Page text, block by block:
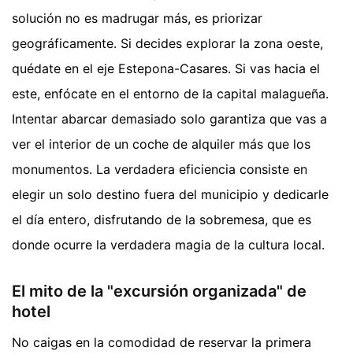
solución no es madrugar más, es priorizar
geográficamente. Si decides explorar la zona oeste,
quédate en el eje Estepona-Casares. Si vas hacia el
este, enfócate en el entorno de la capital malagueña.
Intentar abarcar demasiado solo garantiza que vas a
ver el interior de un coche de alquiler más que los
monumentos. La verdadera eficiencia consiste en
elegir un solo destino fuera del municipio y dedicarle
el día entero, disfrutando de la sobremesa, que es
donde ocurre la verdadera magia de la cultura local.
El mito de la "excursión organizada" de
hotel
No caigas en la comodidad de reservar la primera